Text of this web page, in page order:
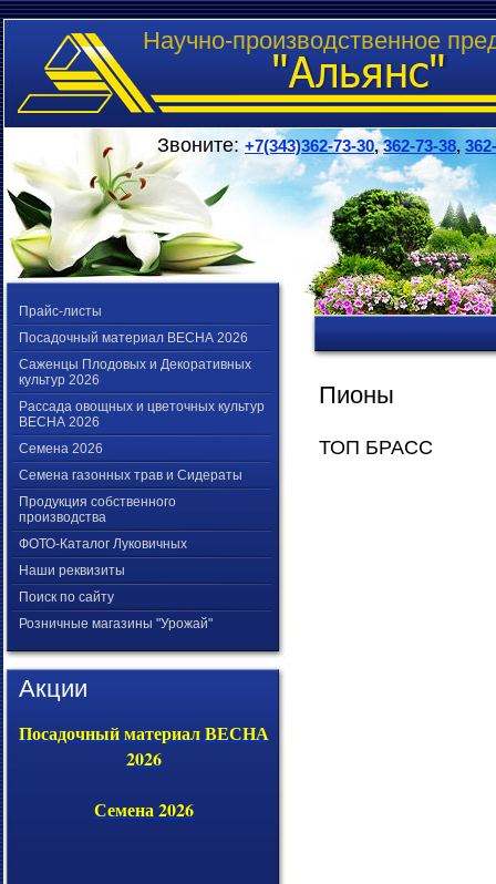
Научно-производственное
Звоните: +7(343)362-73-30,362-73-38,
Прайс-листы
Посадочный материал ВЕСНА 2026
Саженцы Плодовых и Декоративных
культур 2026
Рассада овощных и цветочных культур
ВЕСНА 2026
Семена 2026
Семена газонных трав и Сидераты
Продукция собственного
производства
ФОТО-Каталог Луковичных
Наши реквизиты
Поиск по сайту
Розничные магазины "Урожай"
Акции
Посадочный материал ВЕСНА
2026
Семена 2026
Пионы
ТОП БРАСС